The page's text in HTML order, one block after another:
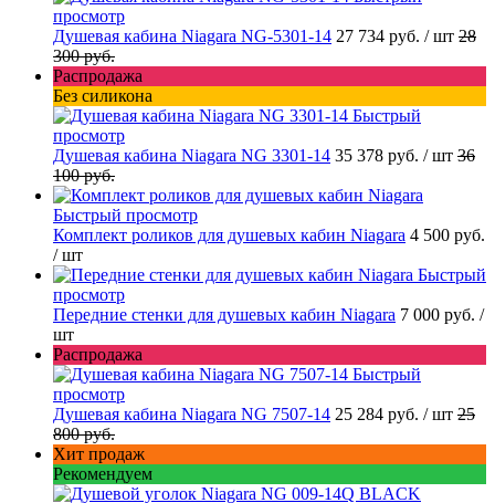
просмотр
Душевая кабина Niagara NG-5301-14 27 734 руб. / шт 28
300 руб.
Распродажа
Без силикона
Быстрый
просмотр
Душевая кабина Niagara NG 3301-14 35 378 руб. / шт 36
100 руб.
Быстрый просмотр
Комплект роликов для душевых кабин Niagara 4 500 руб.
/ шт
Быстрый
просмотр
Передние стенки для душевых кабин Niagara 7 000 руб. /
шт
Распродажа
Быстрый
просмотр
Душевая кабина Niagara NG 7507-14 25 284 руб. / шт 25
800 руб.
Хит продаж
Рекомендуем